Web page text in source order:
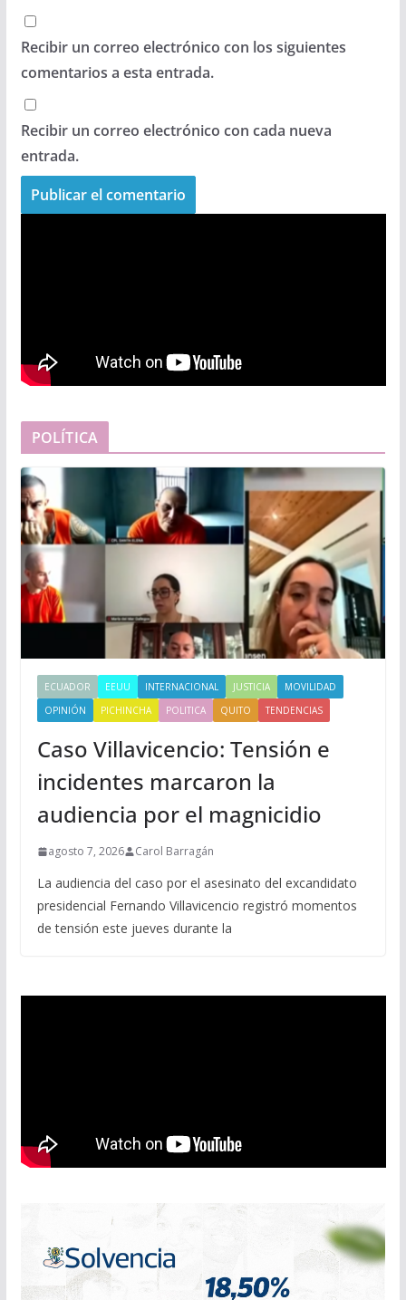
Recibir un correo electrónico con los siguientes
comentarios a esta entrada.
Recibir un correo electrónico con cada nueva
entrada.
POLÍTICA
ECUADOR EEUU INTERNACIONAL JUSTICIA
MOVILIDAD
OPINIÓN
PICHINCHA POLITICA QUITO TENDENCIAS
Caso Villavicencio: Tensión e
incidentes marcaron la
audiencia por el magnicidio
agosto 7, 2026 Carol Barragán
La audiencia del caso por el asesinato del excandidato
presidencial Fernando Villavicencio registró momentos
de tensión este jueves durante la